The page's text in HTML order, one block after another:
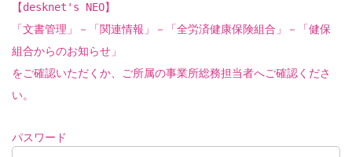
【desknet's NEO】
「文書管理」－「関連情報」－「全労済健康保険組合」－「健保
組合からのお知らせ」
をご確認いただくか、ご所属の事業所総務担当者へご確認くださ
い。
パスワード